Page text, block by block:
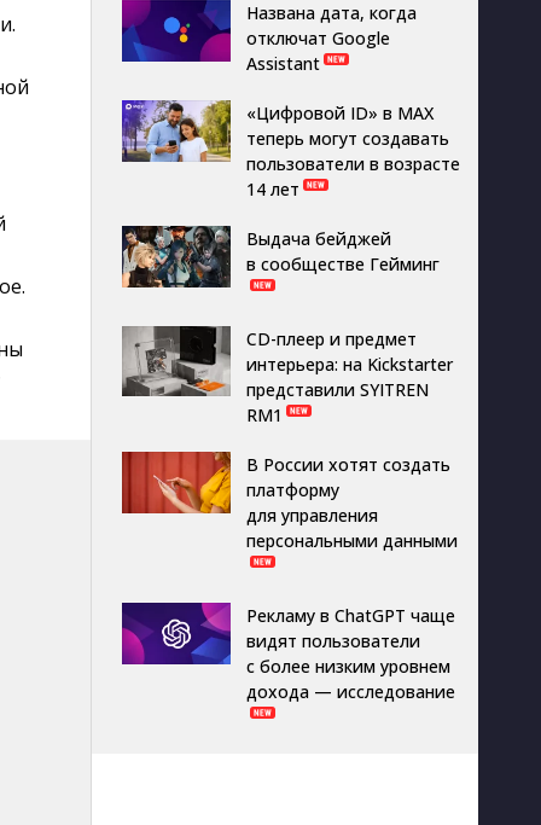
Названа дата, когда
отключат Google
Assistant
«Цифровой ID» в MAX
теперь могут создавать
пользователи в возрасте
14 лет
Выдача бейджей
в сообществе Гейминг
CD-плеер и предмет
интерьера: на Kickstarter
представили SYITREN
RM1
В России хотят создать
платформу
для управления
персональными данными
Рекламу в ChatGPT чаще
видят пользователи
с более низким уровнем
дохода — исследование